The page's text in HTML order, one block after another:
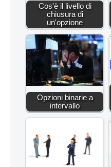
Cos'è il livello di
chiusura di
un'opzione
Opzioni binarie a
intervallo